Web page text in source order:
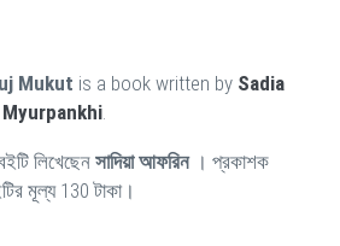
Mukut is a book written by Sadia
Myurpankhi
লিখেছেন সাদিয়া আফরিন । প্রকাশক
মূল্য 130 টাকা।